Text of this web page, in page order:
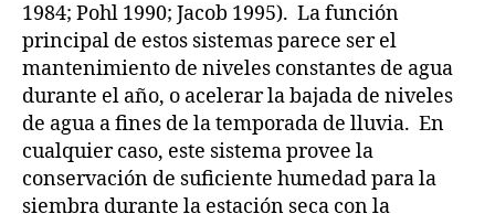
1984; Pohl 1990; Jacob 1995). La función
principal de estos sistemas parece ser el
mantenimiento de niveles constantes de agua
durante el año, o acelerar la bajada de niveles
de agua a fines de la temporada de lluvia. En
cualquier caso, este sistema provee la
conservación de suficiente humedad para la
siembra durante la estación seca con la